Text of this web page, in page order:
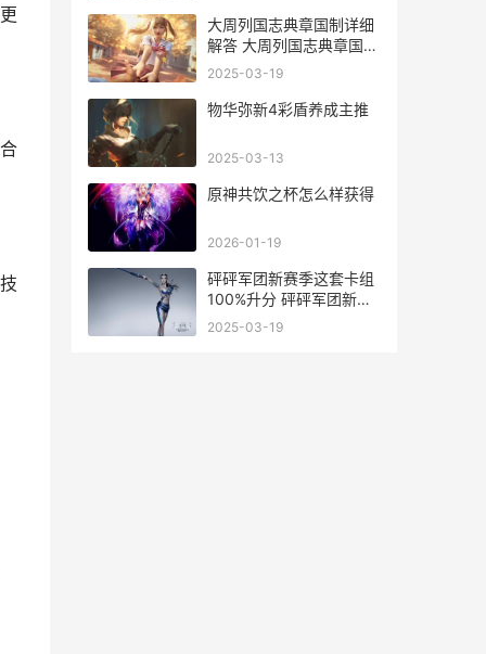
大周列国志典章国制详细
解答 大周列国志典章国制
怎么关闭
2025-03-19
物华弥新4彩盾养成主推
2025-03-13
原神共饮之杯怎么样获得
2026-01-19
砰砰军团新赛季这套卡组
100%升分 砰砰军团新赛
季阵容
2025-03-19